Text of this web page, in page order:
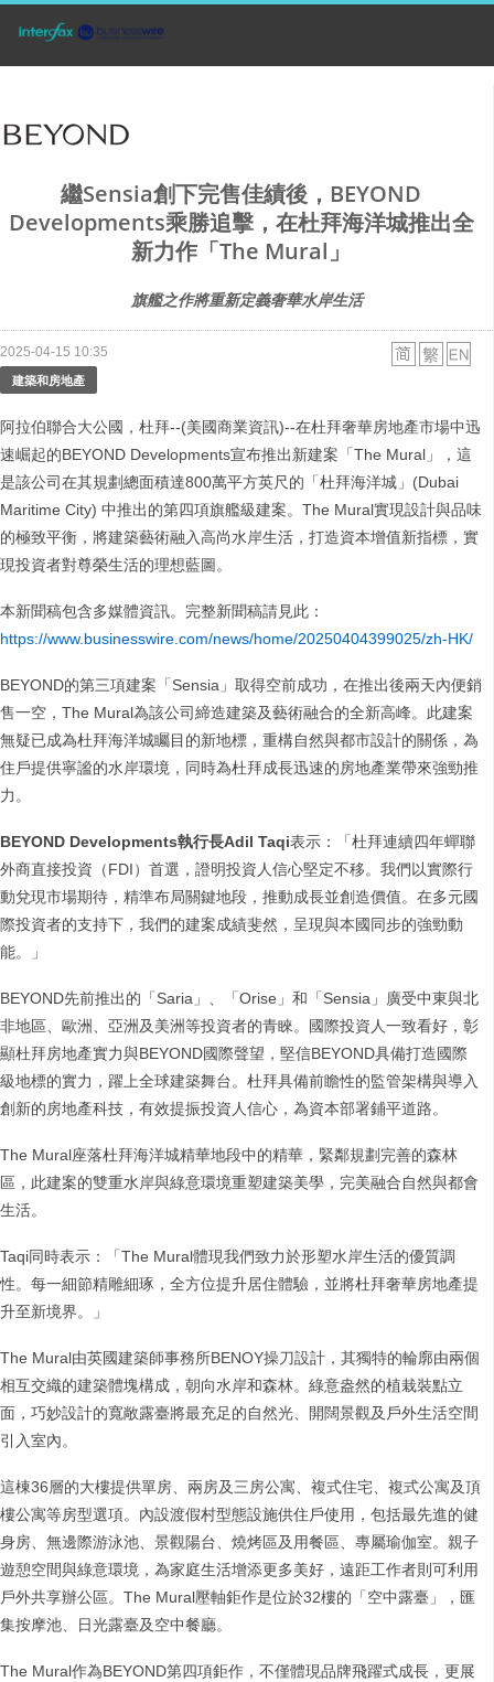
繼Sensia創下完售佳績後，BEYOND
Developments乘勝追擊，在杜拜海洋城推出全
新力作「The Mural」
旗艦之作將重新定義奢華水岸生活
2025-04-15 10:35
建築和房地產
阿拉伯聯合大公國，杜拜--(美國商業資訊)--在杜拜奢華房地產市場中迅
速崛起的BEYOND Developments宣布推出新建案「The Mural」，這
是該公司在其規劃總面積達800萬平方英尺的「杜拜海洋城」(Dubai
Maritime City) 中推出的第四項旗艦級建案。The Mural實現設計與品味
的極致平衡，將建築藝術融入高尚水岸生活，打造資本增值新指標，實
現投資者對尊榮生活的理想藍圖。
本新聞稿包含多媒體資訊。完整新聞稿請見此：
https://www.businesswire.com/news/home/20250404399025/zh-HK/
BEYOND的第三項建案「Sensia」取得空前成功，在推出後兩天內便銷
售一空，The Mural為該公司締造建築及藝術融合的全新高峰。此建案
無疑已成為杜拜海洋城矚目的新地標，重構自然與都市設計的關係，為
住戶提供寧謐的水岸環境，同時為杜拜成長迅速的房地產業帶來強勁推
力。
BEYOND Developments執行長Adil Taqi表示：「杜拜連續四年蟬聯
外商直接投資（FDI）首選，證明投資人信心堅定不移。我們以實際行
動兌現市場期待，精準布局關鍵地段，推動成長並創造價值。在多元國
際投資者的支持下，我們的建案成績斐然，呈現與本國同步的強勁動
能。」
BEYOND先前推出的「Saria」、「Orise」和「Sensia」廣受中東與北
非地區、歐洲、亞洲及美洲等投資者的青睞。國際投資人一致看好，彰
顯杜拜房地產實力與BEYOND國際聲望，堅信BEYOND具備打造國際
級地標的實力，躍上全球建築舞台。杜拜具備前瞻性的監管架構與導入
創新的房地產科技，有效提振投資人信心，為資本部署鋪平道路。
The Mural座落杜拜海洋城精華地段中的精華，緊鄰規劃完善的森林
區，此建案的雙重水岸與綠意環境重塑建築美學，完美融合自然與都會
生活。
Taqi同時表示：「The Mural體現我們致力於形塑水岸生活的優質調
性。每一細節精雕細琢，全方位提升居住體驗，並將杜拜奢華房地產提
升至新境界。」
The Mural由英國建築師事務所BENOY操刀設計，其獨特的輪廓由兩個
相互交織的建築體塊構成，朝向水岸和森林。綠意盎然的植栽裝點立
面，巧妙設計的寬敞露臺將最充足的自然光、開闊景觀及戶外生活空間
引入室內。
這棟36層的大樓提供單房、兩房及三房公寓、複式住宅、複式公寓及頂
樓公寓等房型選項。內設渡假村型態設施供住戶使用，包括最先進的健
身房、無邊際游泳池、景觀陽台、燒烤區及用餐區、專屬瑜伽室。親子
遊憩空間與綠意環境，為家庭生活增添更多美好，遠距工作者則可利用
戶外共享辦公區。The Mural壓軸鉅作是位於32樓的「空中露臺」，匯
集按摩池、日光露臺及空中餐廳。
The Mural作為BEYOND第四項鉅作，不僅體現品牌飛躍式成長，更展